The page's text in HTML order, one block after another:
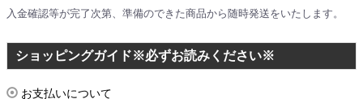
入金確認等が完了次第、準備のできた商品から随時発送をいたします。
ショッピングガイド※必ずお読みください※
お支払いについて